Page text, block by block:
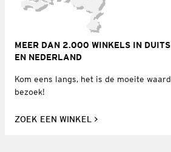
MEER DAN 2.000 WINKELS IN
EN NEDERLAND
Kom eens langs, het is de moeite
bezoek!
ZOEK EEN WINKEL